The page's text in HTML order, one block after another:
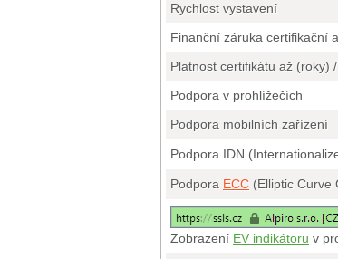
Rychlost vystavení
Finanční záruka certifikační
Platnost certifikátu až (roky)
Podpora v prohlížečích
Podpora mobilních zařízení
Podpora IDN
Podpora ECC (Elliptic Curve
Zobrazení EV indikátoru v